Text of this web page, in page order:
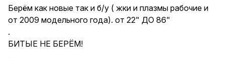
Берём как новые так и б/у ( жки и плазмы рабочие и
от 2009 модельного года). от 22" ДО 86"
.
БИТЫЕ НЕ БЕРЁМ!